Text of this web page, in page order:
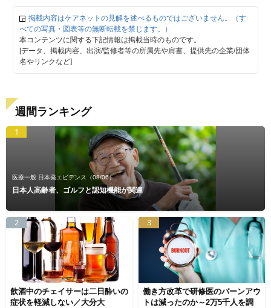
掲載内容はケアネットの見解を述べるものではございません。（す
べての写真・図表等の無断転載を禁じます。）
本コンテンツに関する下記情報は掲載当時のものです。
[データ、掲載内容、出演/監修者等の所属先や肩書、提供先の企業/団体
名やリンクなど]
週間ランキング
1
医療一般 日本発エビデンス （08/06）
日本人高齢者、ゴルフと認知機能が関連
2
飲酒中のチェイサーは二日酔いの
症状を軽減しない／大分大
3
働き方改革で研修医のバーンアウ
トは減ったのか～2万5千人を調